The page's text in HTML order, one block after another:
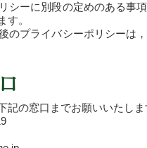
シーに別段の定めのある事
す。
のプライバシーポリシーは
の窓口までお願いいたしま